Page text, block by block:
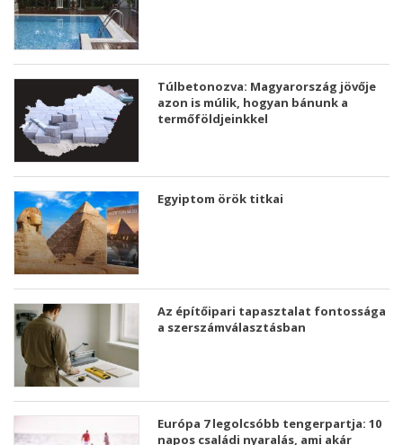
Túlbetonozva: Magyarország jövője
azon is múlik, hogyan bánunk a
termőföldjeinkkel
Egyiptom örök titkai
Az építőipari tapasztalat fontossága
a szerszámválasztásban
Európa 7 legolcsóbb tengerpartja: 10
napos családi nyaralás, ami akár